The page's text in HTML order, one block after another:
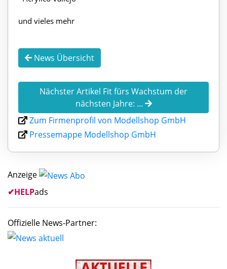
und vieles mehr
News Übersicht
Nächster Artikel Fit fürs Wachstum der
nächsten Jahre: ...
Zum Firmenprofil von Modellshop GmbH
Pressemappe Modellshop GmbH
Anzeige
✔HELPads
Offizielle News-Partner: